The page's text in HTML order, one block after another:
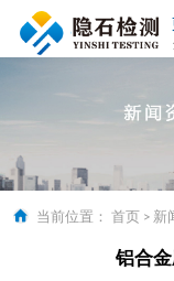
当前位置： 首页 > 新
铝合